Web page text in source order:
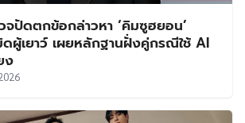
ปัดตกข้อกล่าวหา ‘คิมซูฮยอน’
ดผู้เยาว์ เผยหลักฐานฝั่งคู่กรณีใช้ AI
ง